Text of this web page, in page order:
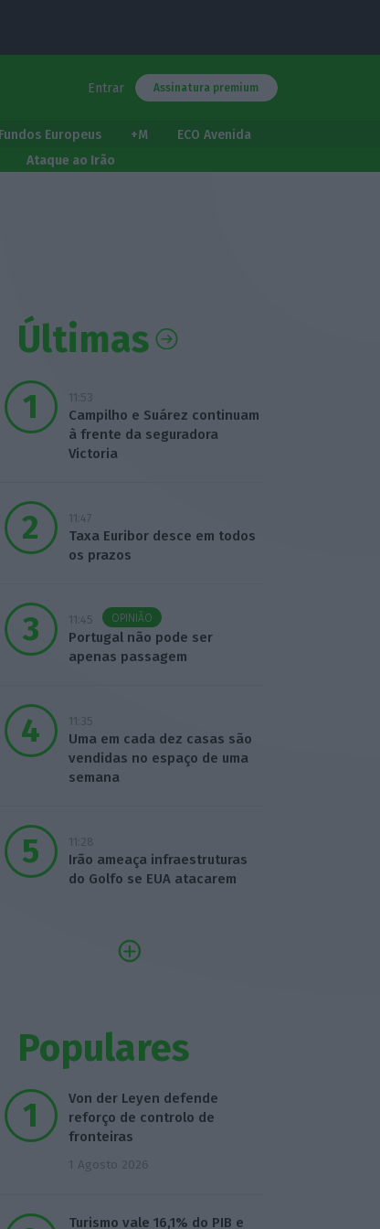
Entrar Assinatura premium
Fundos Europeus +M
ECO Avenida
Ataque ao Irão
Últimas
11:53
Campilho e Suárez continuam
à frente da seguradora
Victoria
11:47
Taxa Euribor desce em todos
os prazos
11:45 OPINIÃO
Portugal não pode ser
apenas passagem
11:35
Uma em cada dez casas são
vendidas no espaço de uma
semana
11:28
Irão ameaça infraestruturas
do Golfo se EUA atacarem
Populares
Von der Leyen defende
reforço de controlo de
fronteiras
1 Agosto 2026
Turismo vale 16,1% do PIB e